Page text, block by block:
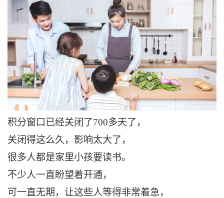
积分窗口已经关闭了700多天了，
关闭得这么久，影响太大了，
很多人都是家里小孩要读书。
不少人一直盼望着开通，
可一直无期，让这些人等得非常着急，